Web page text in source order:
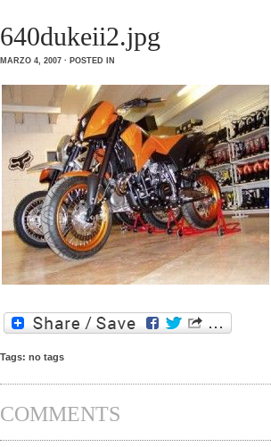
640dukeii2.jpg
MARZO 4, 2007 · POSTED IN
Tags: no tags
COMMENTS